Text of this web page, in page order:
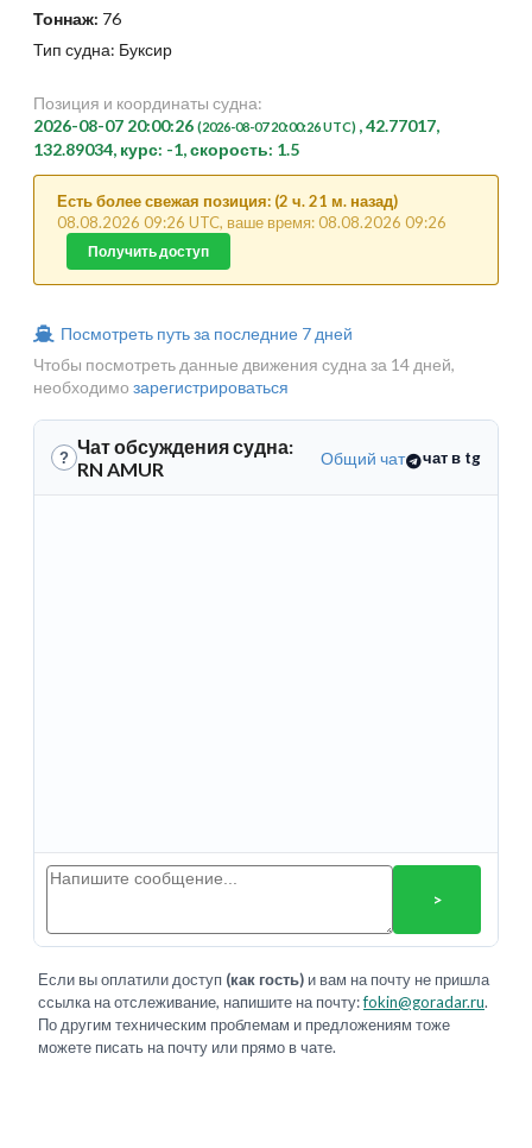
Тоннаж: 76
Тип судна: Буксир
Позиция и координаты судна:
2026-08-07 20:00:26 (2026-08-07 20:00:26 UTC) , 42.77017,
132.89034, курс: -1, скорость: 1.5
Есть более свежая позиция: (2 ч. 21 м. назад)
08.08.2026 09:26 UTC, ваше время: 08.08.2026 09:26
Получить доступ
Посмотреть путь за последние 7 дней
Чтобы посмотреть данные движения судна за 14 дней,
необходимо зарегистрироваться
? Чат обсуждения судна:
RN AMUR
Общий чат чат в tg
>
Если вы оплатили доступ (как гость) и вам на почту не пришла
ссылка на отслеживание, напишите на почту:fokin@goradar.ru.
По другим техническим проблемам и предложениям тоже
можете писать на почту или прямо в чате.